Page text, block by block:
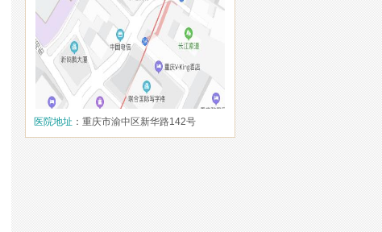
医院地址 ：重庆市渝中区新华路142号